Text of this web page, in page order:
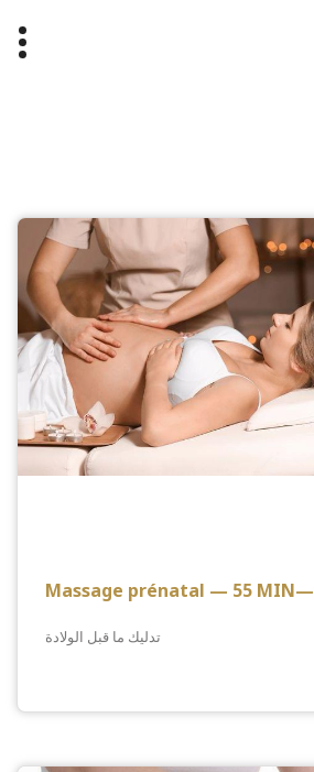
Massage prénatal — 55 MIN—
تدليك ما قبل الولادة